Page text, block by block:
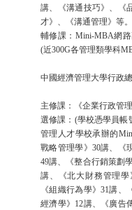
講、《溝通技巧》、《
才》、《溝通管理》等。
輔修課：Mini-MBA網
(近300G各管理類學科
中國經濟管理大學行政
主修課：《企業行政管
選修課：(學校憑學員帳
管理人才學校承辦的
戰略管理學》30講、《
49講、《整合行銷策劃
講、《北大財務管理學
《組織行為學》31講
經濟學》12講、《廣告